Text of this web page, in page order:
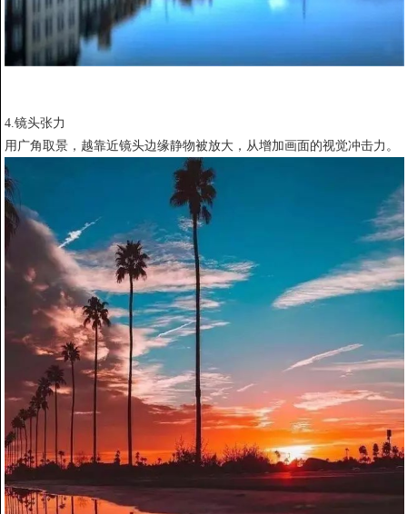
4.镜头张力
用广角取景，越靠近镜头边缘静物被放大，从增加画面的视觉冲击力。